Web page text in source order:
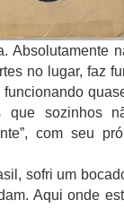
Absolutamente
no lugar, faz
que sozinhos
com seu
sofri um
Aqui onde